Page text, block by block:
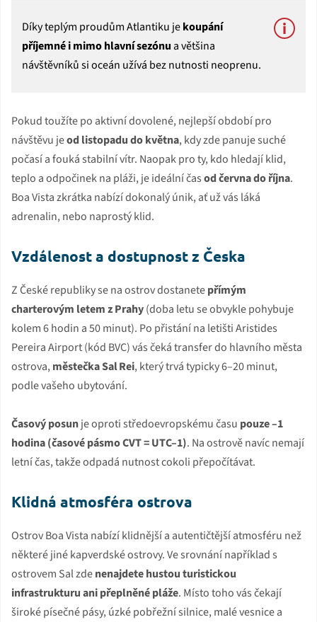
Díky teplým proudům Atlantiku jekoupání
příjemné i mimo hlavní sezónua většina
návštěvníků si oceán užívá bez nutnosti neoprenu.
Pokud toužíte po aktivní dovolené, nejlepší období pro
návštěvu jeod listopadu do května, kdy zde panuje suché
počasí a fouká stabilní vítr. Naopak pro ty, kdo hledají klid,
teplo a odpočinek na pláži, je ideální časod června do října.
Boa Vista zkrátka nabízí dokonalý únik, ať už vás láká
adrenalin, nebo naprostý klid.
Vzdálenost a dostupnost z Česka
Z České republiky se na ostrov dostanetepřímým
charterovým letem z Prahy(doba letu se obvykle pohybuje
kolem 6 hodin a 50 minut). Po přistání na letišti Aristides
Pereira Airport (kód BVC) vás čeká transfer do hlavního města
ostrova, městečka Sal Rei, který trvá typicky 6–20 minut,
podle vašeho ubytování.
Časový posunje oproti středoevropskému času pouze –1
hodina (časové pásmo CVT = UTC–1). Na ostrově navíc nemají
letní čas, takže odpadá nutnost cokoli přepočítávat.
Klidná atmosféra ostrova
Ostrov Boa Vista nabízí klidnější a autentičtější atmosféru než
některé jiné kapverdské ostrovy. Ve srovnání například s
ostrovem Sal zdenenajdete hustou turistickou
infrastrukturu ani přeplněné pláže. Místo toho vás čekají
široké písečné pásy, úzké pobřežní silnice, malé vesnice a